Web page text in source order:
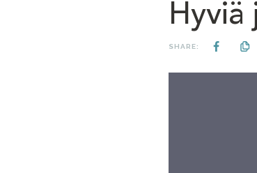
Hyviä
SHARE: